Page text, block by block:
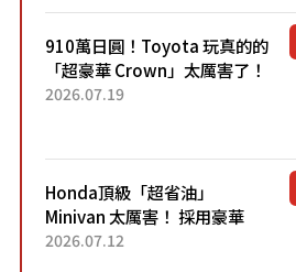
910萬日圓！Toyota 玩真的的
「超豪華 Crown」太厲害了！
採用由「匠人技藝」打造的
2026.07.19
Honda頂級「超省油」
Minivan 太厲害！ 採用豪華
「真皮座椅」與專屬「黑色內
2026.07.12